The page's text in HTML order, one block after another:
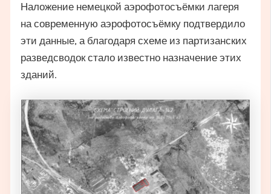
Наложение немецкой аэрофотосъёмки лагеря
на современную аэрофотосъёмку подтвердило
эти данные, а благодаря схеме из партизанских
разведсводок стало известно назначение этих
зданий.